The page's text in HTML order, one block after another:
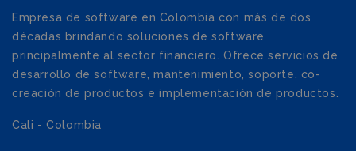
Empresa de software en Colombia con más de dos
décadas brindando soluciones de software
principalmente al sector financiero. Ofrece servicios de
desarrollo de software, mantenimiento, soporte, co-
creación de productos e implementación de productos.
Cali - Colombia